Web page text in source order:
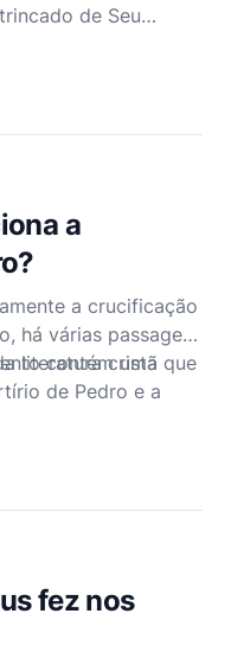
de Seu
humana. Ao
interagindo
Seus
a
a crucificação
há várias passagens
literatura cristã que
de Pedro e a
contém uma
fez nos